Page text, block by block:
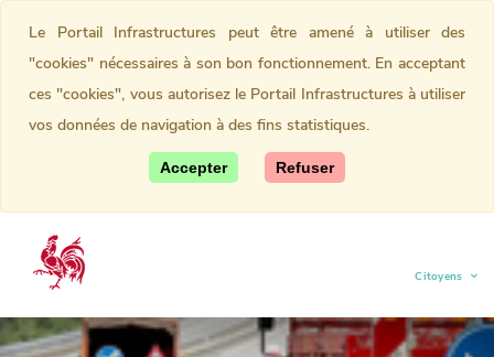
Citoyens
(current)
Le Portail Infrastructures peut être amené à utiliser des
"cookies" nécessaires à son bon fonctionnement. En acceptant
ces "cookies", vous autorisez le Portail Infrastructures à utiliser
vos données de navigation à des fins statistiques.
Accepter Refuser